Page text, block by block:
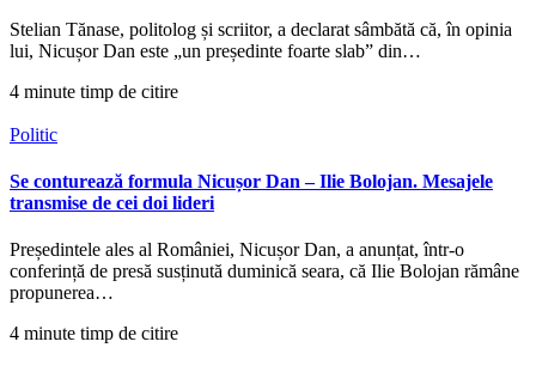
Stelian Tănase, politolog și scriitor, a declarat sâmbătă că, în opinia
lui, Nicușor Dan este „un președinte foarte slab” din…
4 minute timp de citire
Politic
Se conturează formula Nicușor Dan – Ilie Bolojan. Mesajele
transmise de cei doi lideri
Președintele ales al României, Nicușor Dan, a anunțat, într-o
conferință de presă susținută duminică seara, că Ilie Bolojan rămâne
propunerea…
4 minute timp de citire